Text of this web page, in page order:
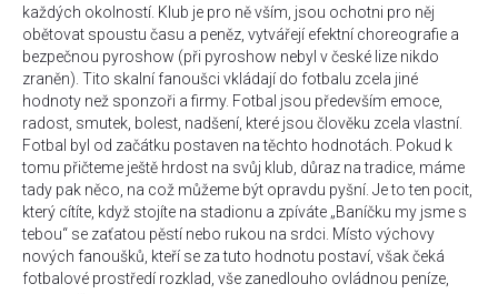
každých okolností. Klub je pro ně vším, jsou ochotni pro něj
obětovat spoustu času a peněz, vytvářejí efektní choreografie a
bezpečnou pyroshow (při pyroshow nebyl v české lize nikdo
zraněn). Tito skalní fanoušci vkládají do fotbalu zcela jiné
hodnoty než sponzoři a firmy. Fotbal jsou především emoce,
radost, smutek, bolest, nadšení, které jsou člověku zcela vlastní.
Fotbal byl od začátku postaven na těchto hodnotách. Pokud k
tomu přičteme ještě hrdost na svůj klub, důraz na tradice, máme
tady pak něco, na což můžeme být opravdu pyšní. Je to ten pocit,
který cítíte, když stojíte na stadionu a zpíváte „Baníčku my jsme s
tebou“ se zaťatou pěstí nebo rukou na srdci. Místo výchovy
nových fanoušků, kteří se za tuto hodnotu postaví, však čeká
fotbalové prostředí rozklad, vše zanedlouho ovládnou peníze,